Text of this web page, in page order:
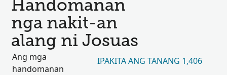
Handomanan
nga nakit-an
alang ni Josuas
Ang mga
handomanan
IPAKITA ANG TANANG 1,406